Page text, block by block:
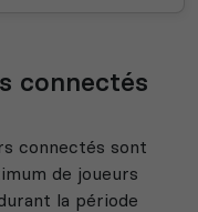
connectés
connectés sont
de joueurs
la période